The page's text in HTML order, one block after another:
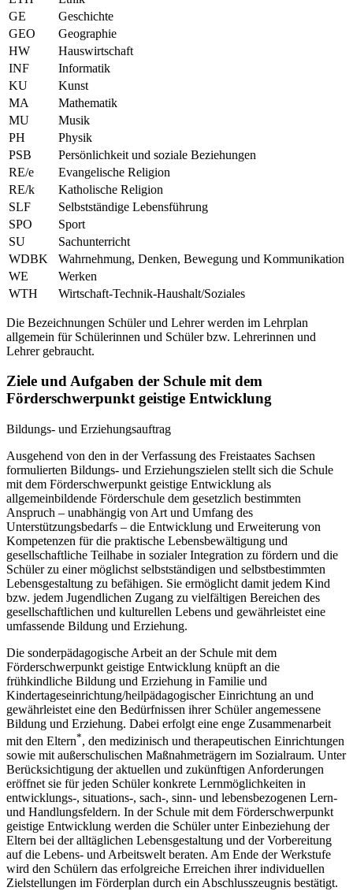
GE
Geschichte
GEO
Geographie
HW
Hauswirtschaft
INF
Informatik
KU
Kunst
MA
Mathematik
MU
Musik
PH
Physik
PSB
Persönlichkeit und soziale Beziehungen
RE/e
Evangelische Religion
RE/k
Katholische Religion
SLF
Selbstständige Lebensführung
SPO
Sport
SU
Sachunterricht
WDBK
Wahrnehmung, Denken, Bewegung und Kommunikation
WE
Werken
WTH
Wirtschaft-Technik-Haushalt/Soziales
Die Bezeichnungen Schüler und Lehrer werden im Lehrplan
allgemein für Schülerinnen und Schüler bzw. Lehrerinnen und
Lehrer gebraucht.
Ziele und Aufgaben der Schule mit dem
Förderschwerpunkt geistige Entwicklung
Bildungs- und Erziehungsauftrag
Ausgehend von den in der Verfassung des Freistaates Sachsen
formulierten Bildungs- und Erziehungszielen stellt sich die Schule
mit dem Förderschwerpunkt geistige Entwicklung als
allgemeinbildende Förderschule dem gesetzlich bestimmten
Anspruch – unabhängig von Art und Umfang des
Unterstützungsbedarfs – die Entwicklung und Erweiterung von
Kompetenzen für die praktische Lebensbewältigung und
gesellschaftliche Teilhabe in sozialer Integration zu fördern und die
Schüler zu einer möglichst selbstständigen und selbstbestimmten
Lebensgestaltung zu befähigen. Sie ermöglicht damit jedem Kind
bzw. jedem Jugendlichen Zugang zu vielfältigen Bereichen des
gesellschaftlichen und kulturellen Lebens und gewährleistet eine
umfassende Bildung und Erziehung.
Die sonderpädagogische Arbeit an der Schule mit dem
Förderschwerpunkt geistige Entwicklung knüpft an die
frühkindliche Bildung und Erziehung in Familie und
Kindertageseinrichtung/heilpädagogischer Einrichtung an und
gewährleistet eine den Bedürfnissen ihrer Schüler angemessene
Bildung und Erziehung. Dabei erfolgt eine enge Zusammenarbeit
mit den Eltern*, den medizinisch und therapeutischen Einrichtungen
sowie mit außerschulischen Maßnahmeträgern im Sozialraum. Unter
Berücksichtigung der aktuellen und zukünftigen Anforderungen
eröffnet sie für jeden Schüler konkrete Lernmöglichkeiten in
entwicklungs-, situations-, sach-, sinn- und lebensbezogenen Lern-
und Handlungsfeldern. In der Schule mit dem Förderschwerpunkt
geistige Entwicklung werden die Schüler unter Einbeziehung der
Eltern bei der alltäglichen Lebensgestaltung und der Vorbereitung
auf die Lebens- und Arbeitswelt beraten. Am Ende der Werkstufe
wird den Schülern das erfolgreiche Erreichen ihrer individuellen
Zielstellungen im Förderplan durch ein Abschlusszeugnis bestätigt.